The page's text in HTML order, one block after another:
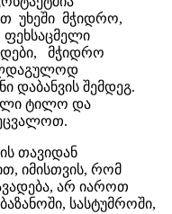
უხეში მჭიდრო,
მჭიდრო
დაბანვის შემდეგ.
ტილო და
თავიდან
იმისთვის, რომ
არ იაროთ
სასტუმროში,